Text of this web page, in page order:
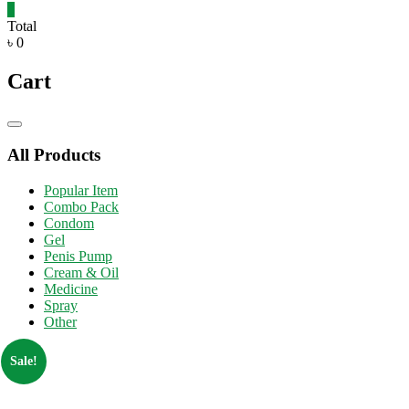
Total
৳ 0
Cart
Catalog
All Products
Popular Item
Combo Pack
Condom
Gel
Penis Pump
Cream & Oil
Medicine
Spray
Other
Sale!